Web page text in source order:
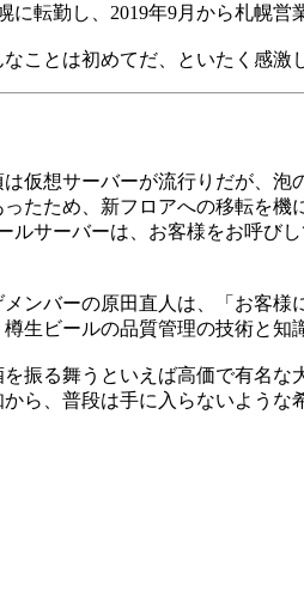
転勤し、2019年9月から札幌
ことは初めてだ、といたく感
仮想サーバーが流行りだが、
たため、新フロアへの移転を
サーバーは、お客様をお呼
ンバーの原田直人は、「お客
生ビールの品質管理の技術と知
振る舞うといえば高価で有名
ら、普段は手に入らないような